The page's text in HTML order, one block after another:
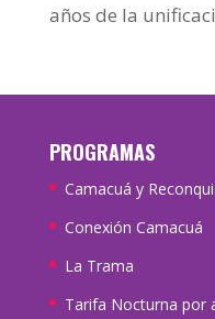
años de la
PROGRAMAS
Camacuá y
Conexión Camacuá
La Trama
Tarifa Nocturna por